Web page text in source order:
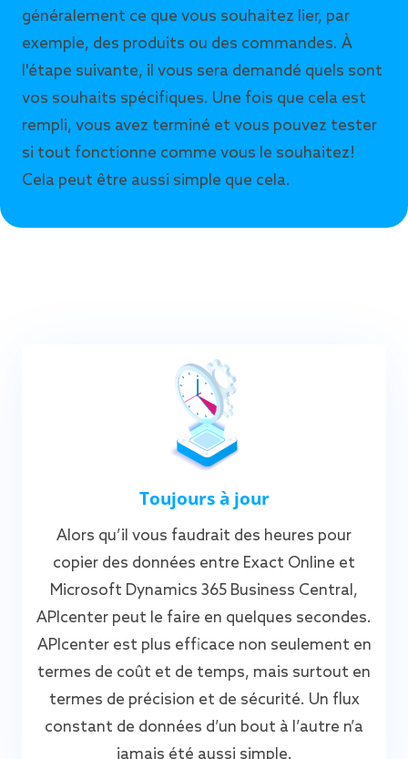
généralement ce que vous souhaitez lier, par
exemple, des produits ou des commandes. À
l'étape suivante, il vous sera demandé quels sont
vos souhaits spécifiques. Une fois que cela est
rempli, vous avez terminé et vous pouvez tester
si tout fonctionne comme vous le souhaitez!
Cela peut être aussi simple que cela.
Toujours à jour
Alors qu’il vous faudrait des heures pour
copier des données entre Exact Online et
Microsoft Dynamics 365 Business Central,
APIcenter peut le faire en quelques secondes.
APIcenter est plus efficace non seulement en
termes de coût et de temps, mais surtout en
termes de précision et de sécurité. Un flux
constant de données d’un bout à l’autre n’a
jamais été aussi simple.